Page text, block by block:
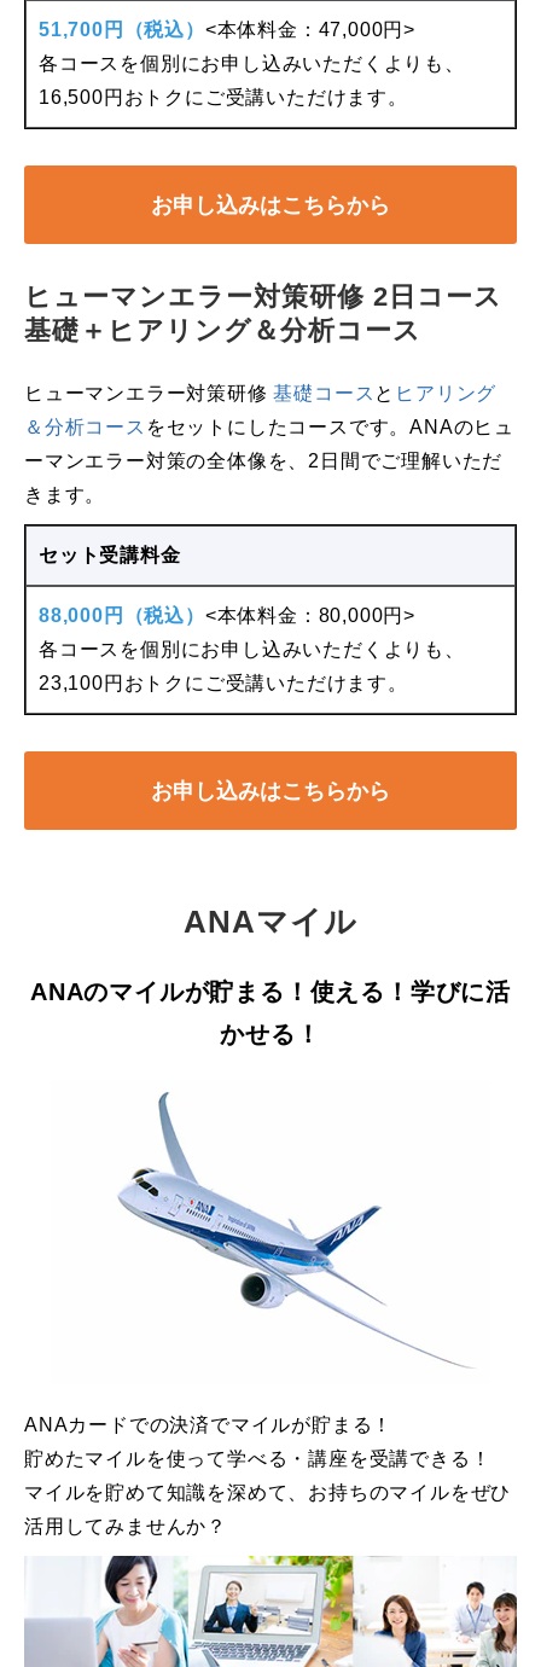
51,700円（税込） <本体料金：47,000円>
各コースを個別にお申し込みいただくよりも、
16,500円おトクにご受講いただけます。
お申し込みはこちらから
ヒューマンエラー対策研修 2日コース
基礎＋ヒアリング＆分析コース
ヒューマンエラー対策研修基礎コース と ヒアリング
＆分析コース をセットにしたコースです。ANAのヒュ
ーマンエラー対策の全体像を、2日間でご理解いただ
きます。
セット受講料金
88,000円（税込） <本体料金：80,000円>
各コースを個別にお申し込みいただくよりも、
23,100円おトクにご受講いただけます。
お申し込みはこちらから
ANAマイル
ANAのマイルが貯まる！使える！学びに活
かせる！
ANAカードでの決済でマイルが貯まる！
貯めたマイルを使って学べる・講座を受講できる！
マイルを貯めて知識を深めて、お持ちのマイルをぜひ
活用してみませんか？